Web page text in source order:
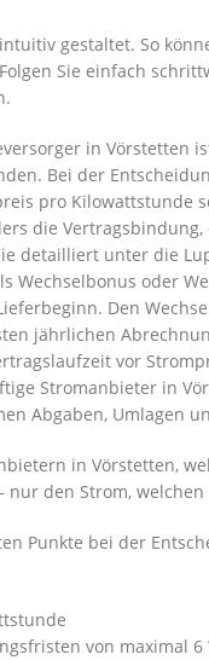
gestaltet. So
Sie einfach
in Vörstetten
Bei der
pro Kilowattstunde
die
detailliert unter die
Wechselbonus oder
Den
jährlichen
vor
Stromanbieter in
Abgaben, Umlagen
in Vörstetten,
nur den Strom,
Punkte bei der
von maximal 6